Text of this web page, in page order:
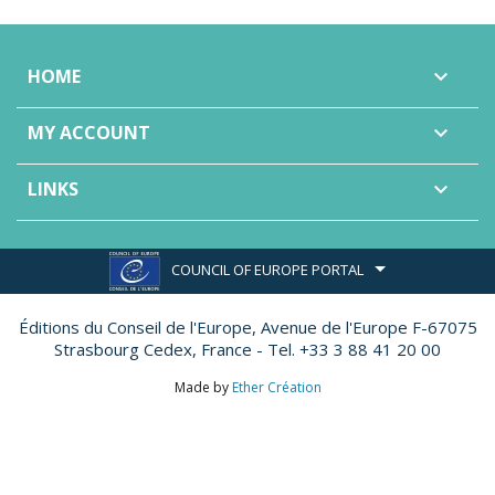
HOME 
MY ACCOUNT 
LINKS 
COUNCIL OF EUROPE PORTAL
Éditions du Conseil de l'Europe, Avenue de l'Europe F-67075
Strasbourg Cedex, France - Tel. +33 3 88 41 20 00
Made by Ether Création